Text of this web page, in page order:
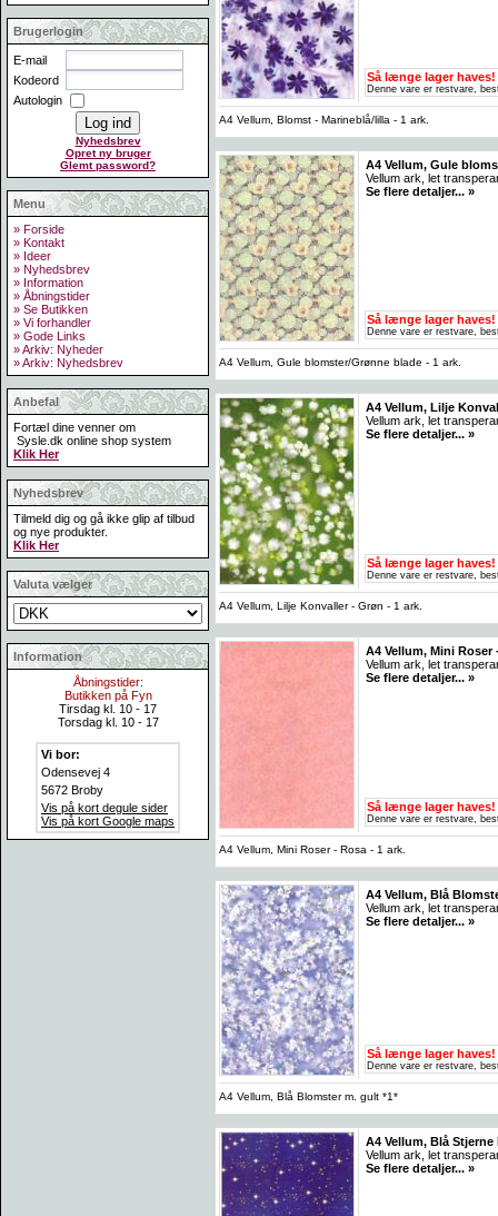
Brugerlogin
E-mail
Kodeord
Autologin
Nyhedsbrev
Opret ny bruger
Glemt password?
Menu
» Forside
» Kontakt
» Ideer
» Nyhedsbrev
» Information
» Åbningstider
» Se Butikken
» Vi forhandler
» Gode Links
» Arkiv: Nyheder
» Arkiv: Nyhedsbrev
Anbefal
Fortæl dine venner om
Sysle.dk online shop system
Klik Her
Nyhedsbrev
Tilmeld dig og gå ikke glip af tilbud
og nye produkter.
Klik Her
Valuta vælger
Information
Åbningstider:
Butikken på Fyn
Tirsdag kl. 10 - 17
Torsdag kl. 10 - 17
Vi bor:
Odensevej 4
5672 Broby
Vis på kort degule sider
Vis på kort Google maps
Så længe lager haves!
Denne vare er restvare,
A4 Vellum, Blomst - Marineblå/lilla - 1 ark.
A4 Vellum, Gule
Vellum ark, let
Se flere detaljer... »
Så længe lager haves!
Denne vare er restvare,
A4 Vellum, Gule blomster/Grønne blade - 1 ark.
A4 Vellum, Lilje
Vellum ark, let
Se flere detaljer... »
Så længe lager haves!
Denne vare er restvare,
A4 Vellum, Lilje Konvaller - Grøn - 1 ark.
A4 Vellum, Mini Roser
Vellum ark, let
Se flere detaljer... »
Så længe lager haves!
Denne vare er restvare,
A4 Vellum, Mini Roser - Rosa - 1 ark.
A4 Vellum, Blå
Vellum ark, let
Se flere detaljer... »
Så længe lager haves!
Denne vare er restvare,
A4 Vellum, Blå Blomster m. gult *1*
A4 Vellum, Blå
Vellum ark, let
Se flere detaljer... »